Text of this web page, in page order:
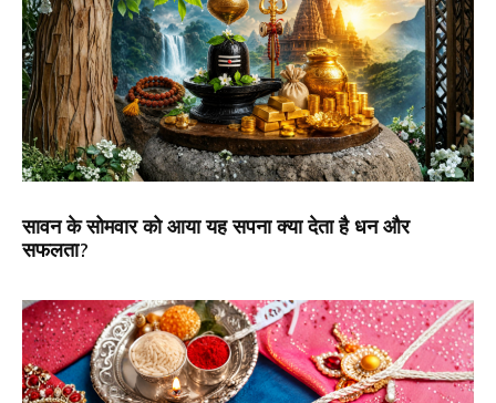
सावन के सोमवार को आया यह सपना क्या देता है धन और
सफलता?